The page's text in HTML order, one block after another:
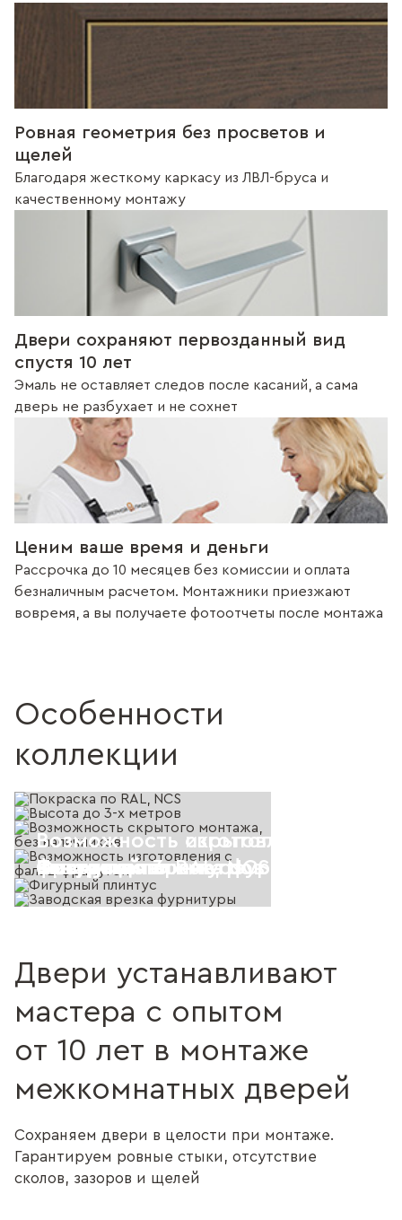
Ровная геометрия без просветов и
щелей
Благодаря жесткому каркасу из ЛВЛ-бруса и
качественному монтажу
Двери сохраняют первозданный вид
спустя 10 лет
Эмаль не оставляет следов после касаний, а сама
дверь не разбухает и не сохнет
Ценим ваше время и деньги
Рассрочка до 10 месяцев без комиссии и оплата
безналичным расчетом. Монтажники приезжают
вовремя, а вы получаете фотоотчеты после монтажа
Особенности
коллекции
Покраска по RAL, NCS
Высота до 3-х метров
Возможность скрытого монтажа,
наличников
Возможность изготовления с
фрамугой
Фигурный плинтус
Заводская врезка фурнитуры
Двери устанавливают
мастера с опытом
от 10 лет в монтаже
межкомнатных дверей
Сохраняем двери в целости при монтаже.
Гарантируем ровные стыки, отсутствие
сколов, зазоров и щелей